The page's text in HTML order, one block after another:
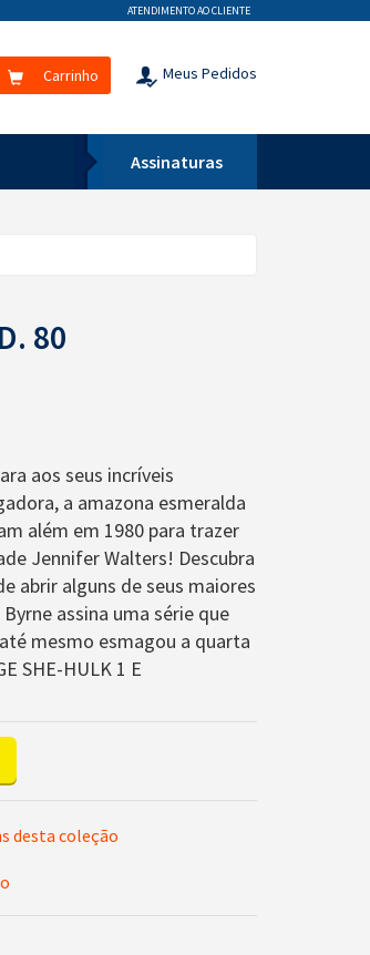
ATENDIMENTO AO CLIENTE
Carrinho Meus Pedidos
Assinaturas
80
aos seus incríveis
a amazona esmeralda
além em 1980 para trazer
Jennifer Walters! Descubra
abrir alguns de seus maiores
assina uma série que
mesmo esmagou a quarta
SHE-HULK 1 E
desta coleção